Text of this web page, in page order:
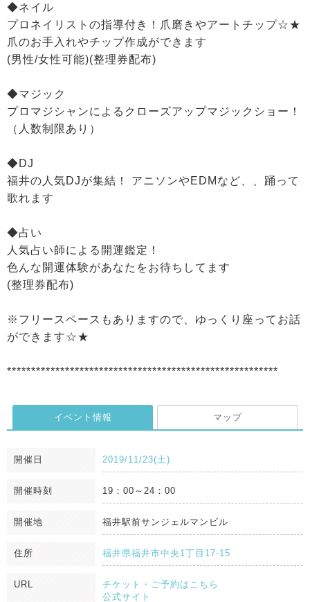
◆ネイル
プロネイリストの指導付き！爪磨きやアートチップ☆★
爪のお手入れやチップ作成ができます
(男性/女性可能)(整理券配布)
◆マジック
プロマジシャンによるクローズアップマジックショー！
（人数制限あり）
◆DJ
福井の人気DJが集結！ アニソンやEDMなど、、踊って
歌れます
◆占い
人気占い師による開運鑑定！
色んな開運体験があなたをお待ちしてます
(整理券配布)
※フリースペースもありますので、ゆっくり座ってお話
ができます☆★
********************************************************
イベント情報 マップ
開催日 2019/11/23(土)
開催時刻 19：00～24：00
開催地 福井駅前サンジェルマンビル
住所 福井県福井市中央1丁目17-15
URL
チケット・ご予約はこちら
公式サイト